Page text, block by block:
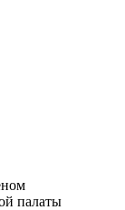
палаты